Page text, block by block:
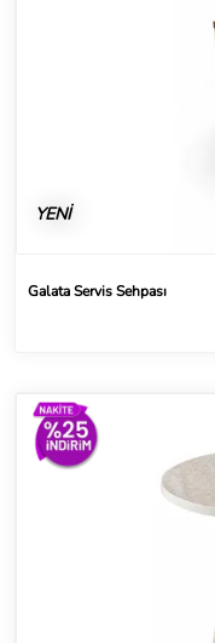
YENİ
Galata Servis Sehpası